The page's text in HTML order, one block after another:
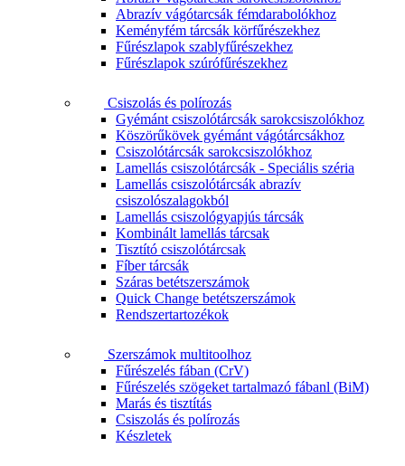
Abrazív vágótarcsák fémdarabolókhoz
Keményfém tárcsák körfűrészekhez
Fűrészlapok szablyfűrészekhez
Fűrészlapok szúrófűrészekhez
Csiszolás és polírozás
Gyémánt csiszolótárcsák sarokcsiszolókhoz
Köszörűkövek gyémánt vágótárcsákhoz
Csiszolótárcsák sarokcsiszolókhoz
Lamellás csiszolótárcsák - Speciális széria
Lamellás csiszolótárcsák abrazív
csiszolószalagokból
Lamellás csiszológyapjús tárcsák
Kombinált lamellás tárcsak
Tisztító csiszolótárcsak
Fíber tárcsák
Száras betétszerszámok
Quick Change betétszerszámok
Rendszertartozékok
Szerszámok multitoolhoz
Fűrészelés fában (CrV)
Fűrészelés szögeket tartalmazó fábanl (BiM)
Marás és tisztítás
Csiszolás és polírozás
Készletek